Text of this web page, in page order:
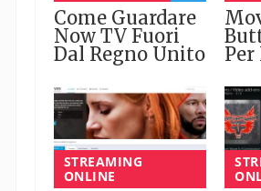
Come Guardare
Now TV Fuori
Dal Regno Unito
Per
STREAMING
ONLINE